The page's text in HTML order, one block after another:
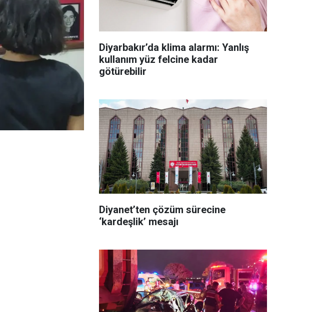
Diyarbakır’da klima alarmı: Yanlış
kullanım yüz felcine kadar
götürebilir
Diyanet’ten çözüm sürecine
‘kardeşlik’ mesajı